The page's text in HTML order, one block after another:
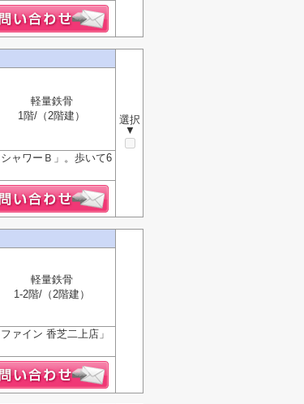
選択
▼
軽量鉄骨
1階/（2階建）
ャワーＢ」。歩いて6
軽量鉄骨
1-2階/（2階建）
ァイン 香芝二上店」